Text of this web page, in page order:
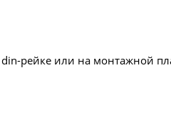
рейке или на монтажной